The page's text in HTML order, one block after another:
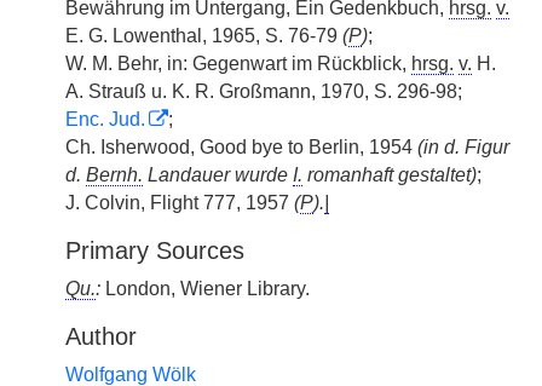
Bewährung im Untergang, Ein Gedenkbuch, hrsg. v.
E. G. Lowenthal, 1965, S. 76-79 (P);
W. M. Behr, in: Gegenwart im Rückblick, hrsg. v. H.
A. Strauß u. K. R. Großmann, 1970, S. 296-98;
Enc. Jud.
;
Ch. Isherwood, Good bye to Berlin, 1954 (in d. Figur
d. Bernh. Landauer wurde I. romanhaft gestaltet);
J. Colvin, Flight 777, 1957 (P).
Primary Sources
Qu.: London, Wiener Library.
Author
Wolfgang Wölk